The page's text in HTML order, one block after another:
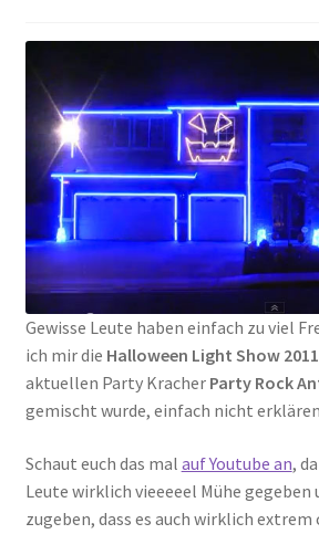
Gewisse Leute haben einfach zu viel
ich mir die Halloween Light Show 2011
aktuellen Party Kracher Party Rock
gemischt wurde, einfach nicht
Schaut euch das mal auf Youtube an,
Leute wirklich vieeeeel Mühe gegeben
zugeben, dass es auch wirklich extrem